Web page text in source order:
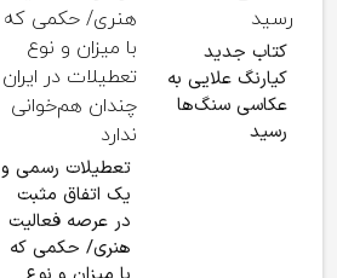
کتاب جدید
کیارنگ علایی به
عکاسی سنگ‌ها
رسید
تعطیلات رسمی و
یک اتفاق مثبت
در عرصه فعالیت
هنری/ حکمی که